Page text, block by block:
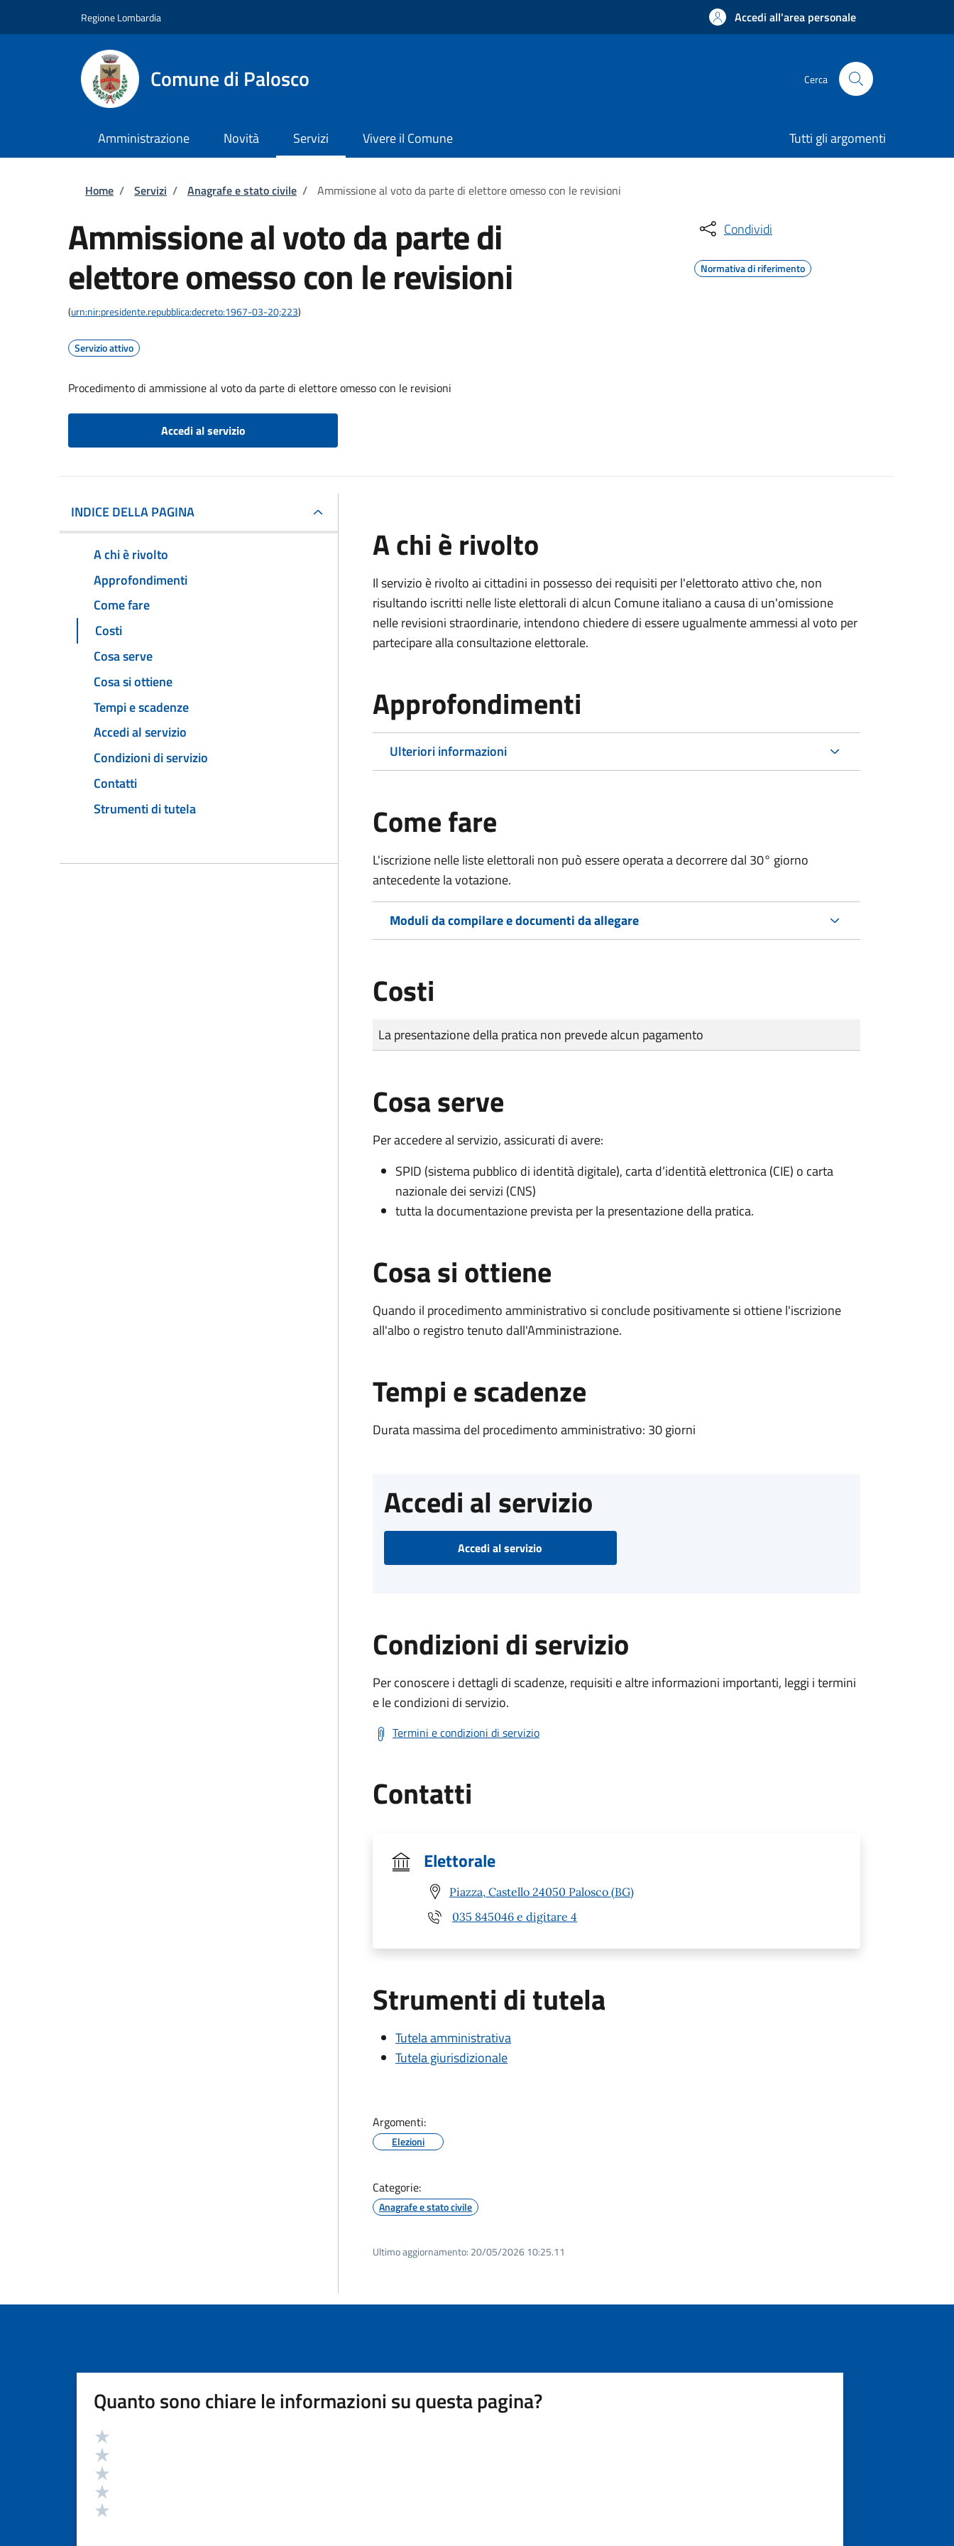
Regione Lombardia Accedi all'area personale
Comune di Palosco Cerca
Amministrazione Novità Servizi Vivere il Comune Tutti gli argomenti
Briciole di pane
Home / Servizi / Anagrafe e stato civile / Ammissione al voto da parte di elettore omesso con le revisioni
Ammissione al voto da parte di
elettore omesso con le revisioni
(urn:nir:presidente.repubblica:decreto:1967-03-20;223)
Servizio attivo
Procedimento di ammissione al voto da parte di elettore omesso con le revisioni
Accedi al servizio
Condividi
Normativa di riferimento
INDICE DELLA PAGINA
A chi è rivolto
Approfondimenti
Come fare
Costi
Cosa serve
Cosa si ottiene
Tempi e scadenze
Accedi al servizio
Condizioni di servizio
Contatti
Strumenti di tutela
A chi è rivolto
Il servizio è rivolto ai cittadini in possesso dei requisiti per l'elettorato attivo che, non
risultando iscritti nelle liste elettorali di alcun Comune italiano a causa di un'omissione
nelle revisioni straordinarie, intendono chiedere di essere ugualmente ammessi al voto per
partecipare alla consultazione elettorale.
Approfondimenti
Ulteriori informazioni
Come fare
L'iscrizione nelle liste elettorali non può essere operata a decorrere dal 30° giorno
antecedente la votazione.
Moduli da compilare e documenti da allegare
Costi
Tipo di pagamento
Importo
La presentazione della pratica non prevede alcun pagamento
Cosa serve
Per accedere al servizio, assicurati di avere:
SPID (sistema pubblico di identità digitale), carta d’identità elettronica (CIE) o carta
nazionale dei servizi (CNS)
tutta la documentazione prevista per la presentazione della pratica.
Cosa si ottiene
Quando il procedimento amministrativo si conclude positivamente si ottiene l'iscrizione
all'albo o registro tenuto dall'Amministrazione.
Tempi e scadenze
Durata massima del procedimento amministrativo: 30 giorni
Accedi al servizio
Accedi al servizio
Condizioni di servizio
Per conoscere i dettagli di scadenze, requisiti e altre informazioni importanti, leggi i termini
e le condizioni di servizio.
Termini e condizioni di servizio
Contatti
Elettorale
Piazza, Castello 24050 Palosco (BG)
035 845046 e digitare 4
Strumenti di tutela
Tutela amministrativa
Tutela giurisdizionale
Argomenti:
Elezioni
Categorie:
Anagrafe e stato civile
Ultimo aggiornamento: 20/05/2026 10:25.11
Quanto sono chiare le informazioni su questa pagina?
Valutazione